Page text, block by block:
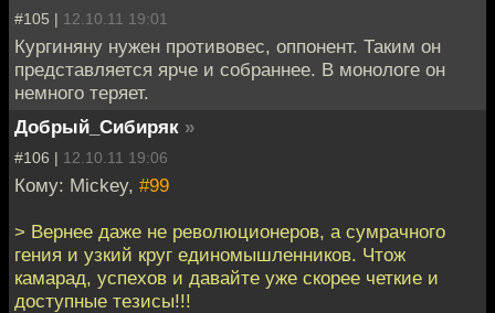
#105 | 12.10.11 19:01
Кургиняну нужен противовес, оппонент. Таким он
представляется ярче и собраннее. В монологе он
немного теряет.
Добрый_Сибиряк »
#106 | 12.10.11 19:06
Кому: Mickey, #99
> Вернее даже не революционеров, а сумрачного
гения и узкий круг единомышленников. Чтож
камарад, успехов и давайте уже скорее четкие и
доступные тезисы!!!